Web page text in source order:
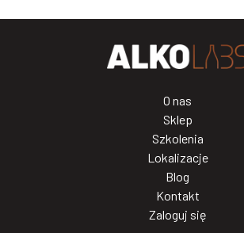
O nas
Sklep
Szkolenia
Lokalizacje
Blog
Kontakt
Zaloguj się